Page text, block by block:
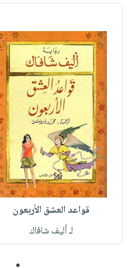
قواعد العشق الأربعون
لـ أليف شافاك